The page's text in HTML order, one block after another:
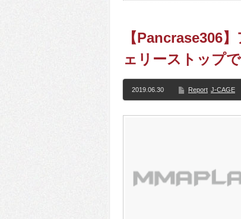
【Pancrase306
ェリーストップ
2019.06.30 Report J-CAGE